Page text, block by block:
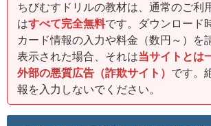
ちびむすドリルの教材は、通常のご利
はすべて完全無料です。ダウンロード
カード情報の入力や料金（数円～）を
表示された場合、それは当サイトとは
外部の悪質広告（詐欺サイト） です。
報を入力しないでください。